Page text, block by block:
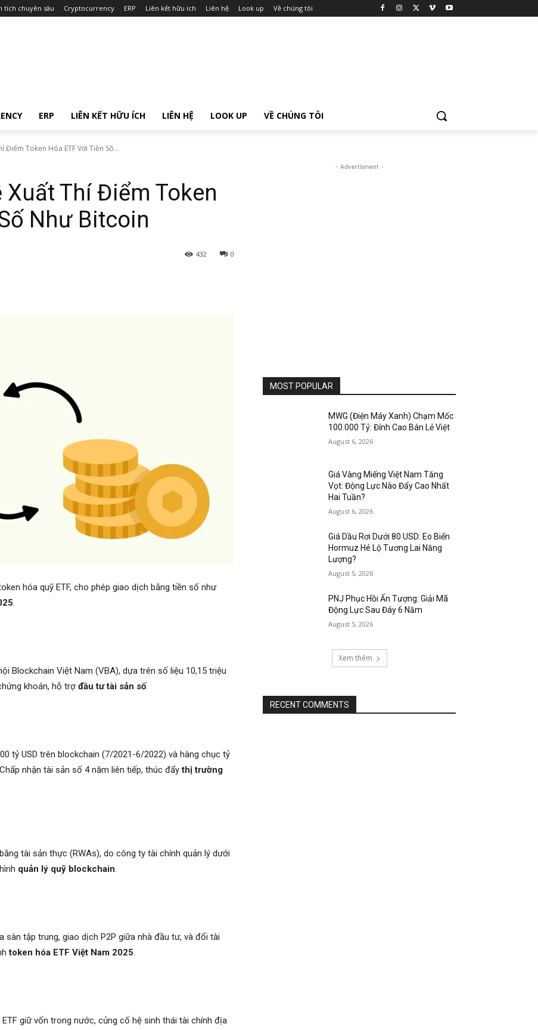
tích chuyên sâu Cryptocurrency ERP Liên kết hữu ích Liên hệ Look up Về chúng tôi
ERP LIÊN KẾT HỮU ÍCH LIÊN HỆ LOOK UP VỀ CHÚNG TÔI
Token Hóa ETF Với Tiền Số...
Thí Điểm Token
Như Bitcoin
0
432
hóa quỹ ETF, cho phép giao dịch bằng tiền số như
.
Blockchain Việt Nam (VBA), dựa trên số liệu 10,15 triệu
khoán, hỗ trợ đầu tư tài sản số.
tỷ USD trên blockchain (7/2021-6/2022) và hàng chục tỷ
nhận tài sản số 4 năm liên tiếp, thúc đẩythị trường
tài sản thực (RWAs), do công ty tài chính quản lý dưới
quản lý quỹ blockchain.
tập trung, giao dịch P2P giữa nhà đầu tư, và đổi tài
token hóa ETF Việt Nam 2025.
giữ vốn trong nước, củng cố hệ sinh thái tài chính địa
- Advertisment -
MOST POPULAR
MWG (Điện Máy Xanh) Chạm Mốc
100.000 Tỷ: Đỉnh Cao Bán Lẻ Việt
August 6, 2026
Giá Vàng Miếng Việt Nam Tăng
Vọt: Động Lực Nào Đẩy Cao Nhất
Hai Tuần?
August 6, 2026
Giá Dầu Rơi Dưới 80 USD: Eo Biển
Hormuz Hé Lộ Tương Lai Năng
Lượng?
August 5, 2026
PNJ Phục Hồi Ấn Tượng: Giải Mã
Động Lực Sau Đáy 6 Năm
August 5, 2026
Xem thêm
RECENT COMMENTS